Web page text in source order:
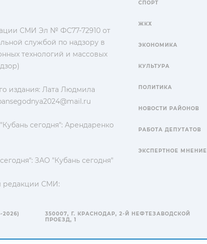
СМИ Эл № ФС77-72910 от
службой по надзору в
технологий и массовых
издания: Лата Людмила
сегодня": Арендаренко
ЗАО "Кубань сегодня"
редакции СМИ:
СПОРТ
ЖКХ
ЭКОНОМИКА
КУЛЬТУРА
ПОЛИТИКА
НОВОСТИ РАЙОНОВ
РАБОТА ДЕПУТАТОВ
ЭКСПЕРТНОЕ МНЕНИЕ
350007, Г. КРАСНОДАР, 2-Й НЕФТЕЗАВОДСКОЙ
ПРОЕЗД, 1